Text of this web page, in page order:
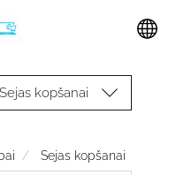
kopšanai
Sejas kopšanai